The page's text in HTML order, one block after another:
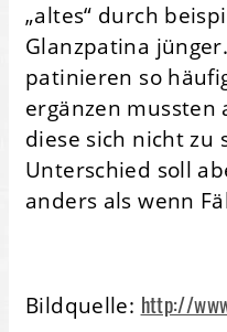
„altes“ durch
Glanzpatina
patinieren so
ergänzen
diese sich nicht zu
Unterschied soll
anders als wenn
Bildquelle: http://